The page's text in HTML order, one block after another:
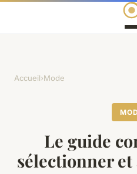
Accueil›Mode
Le guide
sélectionner